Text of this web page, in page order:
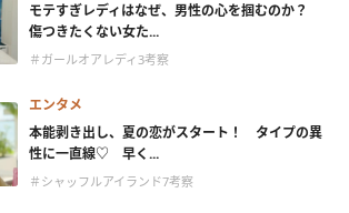
モテすぎレディはなぜ、男性の心を掴むのか？
傷つきたくない女た...
＃ガールオアレディ3考察
エンタメ
本能剥き出し、夏の恋がスタート！ タイプの異
性に一直線♡ 早く...
＃シャッフルアイランド7考察